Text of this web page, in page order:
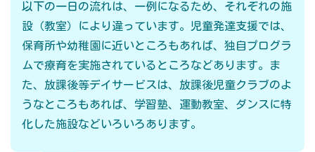
以下の一日の流れは、一例になるため、それぞれの施
設（教室）により違っています。児童発達支援では、
保育所や幼稚園に近いところもあれば、独自プログラ
ムで療育を実施されているところなどあります。ま
た、放課後等デイサービスは、放課後児童クラブのよ
うなところもあれば、学習塾、運動教室、ダンスに特
化した施設などいろいろあります。